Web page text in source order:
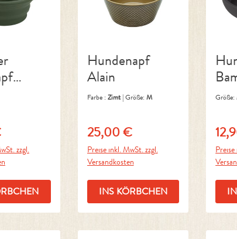
zzgl.
Hundenapf
Alain
Farbe : Zimt |Größe: M
Regulärer Preis:
25,00 €
Preise inkl. MwSt. zzgl.
Versandkosten
INS KÖRBCHEN
Größe: